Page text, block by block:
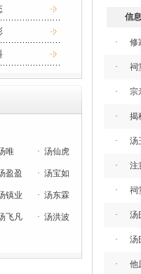
唯 · 汤仙虎
盈盈 · 汤宝如
镇业 · 汤东霖
飞凡 · 汤洪波
信
· 修
· 祠
· 宗
· 揭
· 汤
· 注
· 祠
· 汤
· 汤
· 他